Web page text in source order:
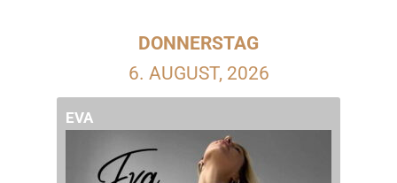
DONNERSTAG
6. AUGUST, 2026
EVA